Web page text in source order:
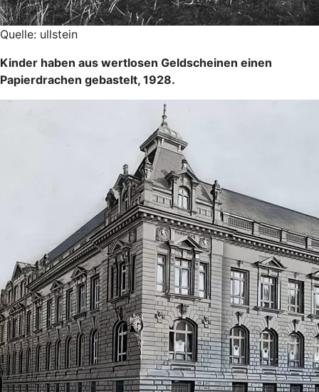
Quelle: ullstein
Kinder haben aus wertlosen Geldscheinen einen
Papierdrachen gebastelt, 1928.